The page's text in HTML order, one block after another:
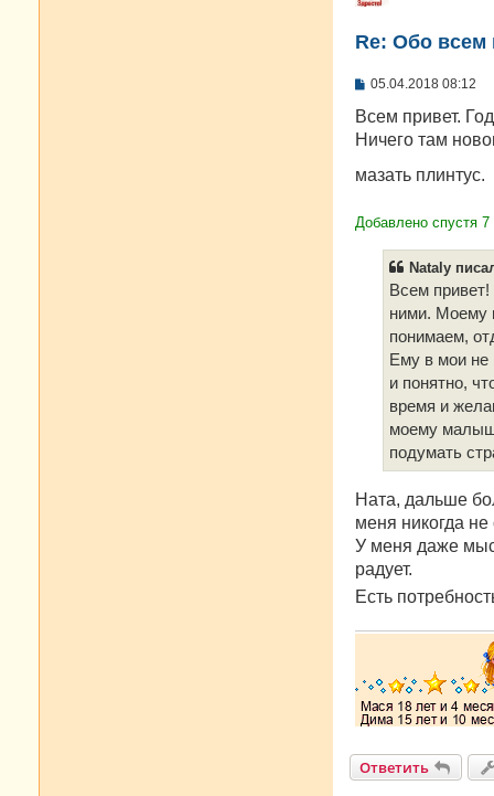
Re: Oбо всем
С
о
б
щ
н
05.04.2018 08:12
Всем привет.
Ничего там
мазать плинтус.
Добавлено спустя
Nataly
Всем
ними. Моему
понимаем,
Ему в мои не
и понятно,
время и
моему
подумать
Ната, дальше
меня никогда не
У меня даже
радует.
Есть
Ответить